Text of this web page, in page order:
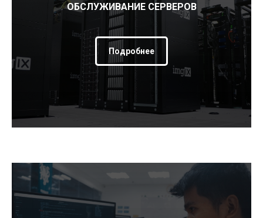
ОБСЛУЖИВАНИЕ СЕРВЕРОВ
Подробнее